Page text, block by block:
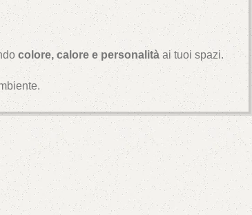
colore, calore e personalitàai tuoi spazi.